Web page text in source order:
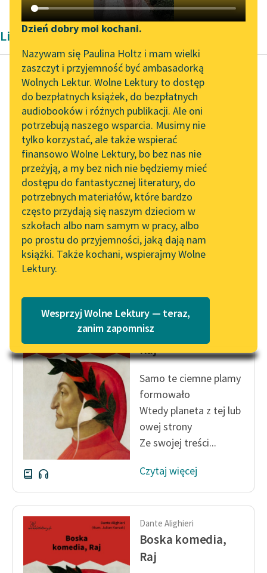
Katalog DAISY
Podkasty o książkach
Zgłoś brak utworu
Aktualności
„Prokurator Alicja Horn”
do słuchania
Byliśmy częścią AI Impact
Lab
Zapraszamy na spotkanie
online z tłumaczkami
literatury skandynawskiej
Spotkanie z Katarzyną
Tunkiel w Oslo
102. lata temu zmarł
Joseph Conrad
Lektury szkolne i klasyka
literatury do słuchania dla
uczennic i uczniów z
niepełnosprawnościami
E-kolekcja lektur
szkolnych i literatury do
słuchania dla uczennic i
niepełnosprawnościami
Feministyczne inspiracje.
Popularyzacja
skandynawskiej literatury
feministycznej
Ręce pełne poezji
Kolekcje edukacyjne
Narzędzia
Mapa Wolnych Lektur
Leśmianator
Przewodnik dla piszących i
czytających
API
OAI-PMH
Widget Wolnych Lektur
Przypisy
Katalog w formacie PDF
Dzień dobry moi kochani.
Nazywam się Paulina Holtz i mam wielki
zaszczyt i przyjemność być ambasadorką
Wolnych Lektur. Wolne Lektury to dostęp
do bezpłatnych książek, do bezpłatnych
audiobooków i różnych publikacji. Ale oni
potrzebują naszego wsparcia. Musimy nie
tylko korzystać, ale także wspierać
finansowo Wolne Lektury, bo bez nas nie
przeżyją, a my bez nich nie będziemy mieć
dostępu do fantastycznej literatury, do
potrzebnych materiałów, które bardzo
często przydają się naszym dzieciom w
szkołach albo nam samym w pracy, albo
po prostu do przyjemności, jaką dają nam
książki. Także kochani, wspierajmy Wolne
Lektury.
Wesprzyj Wolne Lektury — teraz,
zanim zapomnisz
Liryka Średniowiecze
Dante Alighieri
Boska komedia,
Raj
«Ta rozmaitość»
rzekłem: «form na
niebie,
Wierzę, z ciał ciekłych i
zsiadłych pochodzi».
Ona: — «Wierzenie...
Dante Alighieri
Boska komedia,
Raj
Samo te ciemne plamy
formowało
Wtedy planeta z tej lub
owej strony
Ze swojej treści...
Czytaj więcej
Dante Alighieri
Boska komedia,
Raj